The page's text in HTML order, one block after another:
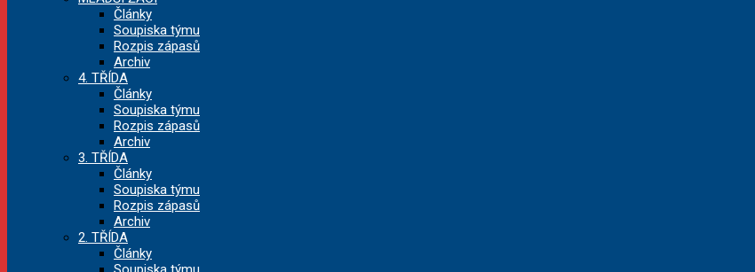
Články
Soupiska týmu
Rozpis zápasů
Archiv
4. TŘÍDA
Články
Soupiska týmu
Rozpis zápasů
Archiv
3. TŘÍDA
Články
Soupiska týmu
Rozpis zápasů
Archiv
2. TŘÍDA
Články